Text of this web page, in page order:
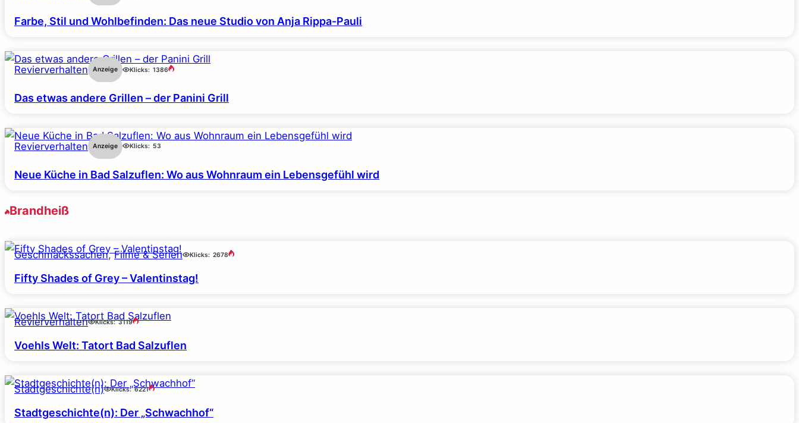
Farbe, Stil und Wohlbefinden: Das neue Studio von Anja Rippa-Pauli
Revierverhalten Anzeige Klicks: 1386
Das etwas andere Grillen – der Panini Grill
Revierverhalten Anzeige Klicks: 53
Neue Küche in Bad Salzuflen: Wo aus Wohnraum ein Lebensgefühl wird
Brandheiß
Geschmackssachen, Filme & Serien Klicks: 2678
Fifty Shades of Grey – Valentinstag!
Revierverhalten Klicks: 3119
Voehls Welt: Tatort Bad Salzuflen
Stadtgeschichte(n) Klicks: 6221
Stadtgeschichte(n): Der „Schwachhof“